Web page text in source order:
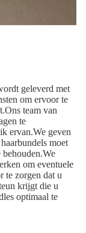
geleverd met
om ervoor te
team van
te
ervan.We geven
moet
om eventuele
te zorgen dat u
krijgt die u
optimaal te